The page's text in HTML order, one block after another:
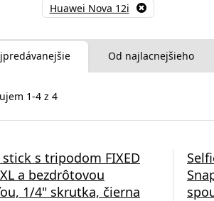
Huawei Nova 12i
Od najlacnejšieho
1-4 z 4
stick s tripodom FIXED
a bezdrôtovou
1/4" skrutka, čierna